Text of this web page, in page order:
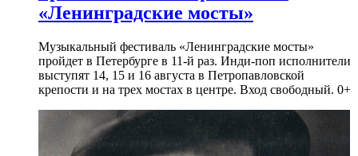
«Ленинградские мосты»
Музыкальный фестиваль «Ленинградские мосты»
пройдет в Петербурге в 11-й раз. Инди-поп исполнители
выступят 14, 15 и 16 августа в Петропавловской
крепости и на трех мостах в центре. Вход свободный. 0+